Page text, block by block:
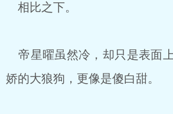
相比之下。
帝星曜虽然冷，却只是表面
娇的大狼狗，更像是傻白甜。